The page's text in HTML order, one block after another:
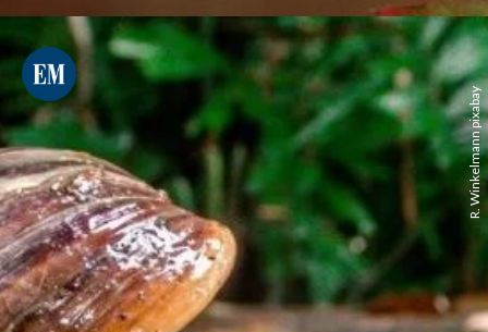
R. Winkelmann pixabay